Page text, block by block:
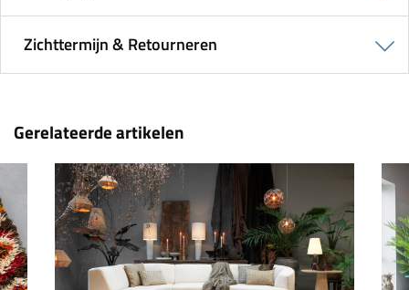
Zichttermijn & Retourneren
Gerelateerde artikelen